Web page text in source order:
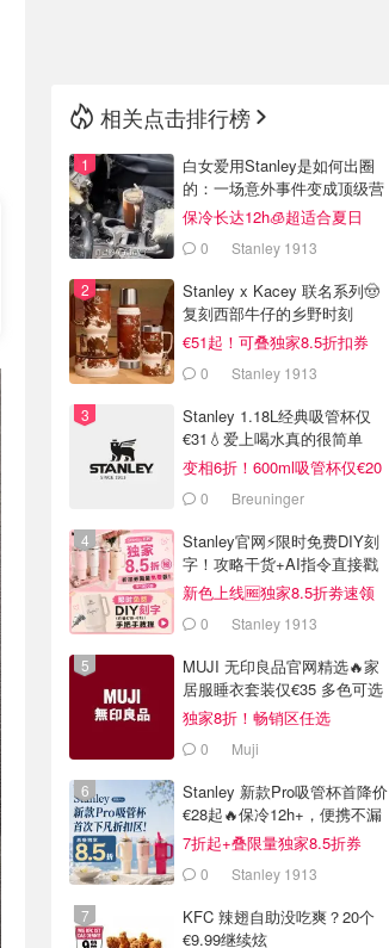
相关点击排行榜
白女爱用Stanley是如何出圈
的：一场意外事件变成顶级营
销案例
保冷长达12h🧊超适合夏日
0 Stanley 1913
Stanley x Kacey 联名系列🤠
复刻西部牛仔的乡野时刻
€51起！可叠独家8.5折扣券
0 Stanley 1913
Stanley 1.18L经典吸管杯仅
€31💧爱上喝水真的很简单
变相6折！600ml吸管杯仅€20
0 Breuninger
Stanley官网⚡️限时免费DIY刻
字！攻略干货+AI指令直接戳
新色上线🆓独家8.5折劵速领
0 Stanley 1913
MUJI 无印良品官网精选🔥家
居服睡衣套装仅€35 多色可选
独家8折！畅销区任选
0 Muji
Stanley 新款Pro吸管杯首降价
€28起🔥保冷12h+，便携不漏
水
7折起+叠限量独家8.5折券
0 Stanley 1913
KFC 辣翅自助没吃爽？20个
€9.99继续炫